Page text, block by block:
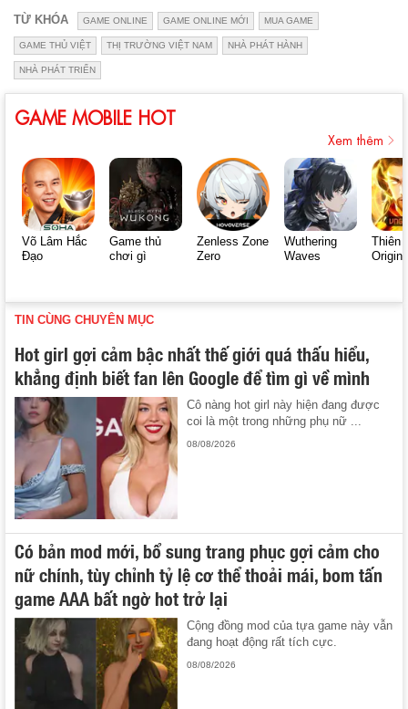
TỪ KHÓA GAME ONLINE GAME ONLINE MỚI MUA GAME
GAME THỦ VIỆT THỊ TRƯỜNG VIỆT NAM NHÀ PHÁT HÀNH
NHÀ PHÁT TRIỂN
GAME MOBILE HOT
Xem thêm
Võ Lâm Hắc
Đạo
Game thủ
chơi gì
Zenless Zone
Zero
Wuthering
Waves
Thiên
Origin
TIN CÙNG CHUYÊN MỤC
Hot girl gợi cảm bậc nhất thế giới quá thấu hiểu,
khẳng định biết fan lên Google để tìm gì về mình
Cô nàng hot girl này hiện đang được
coi là một trong những phụ nữ ...
08/08/2026
Có bản mod mới, bổ sung trang phục gợi cảm cho
nữ chính, tùy chỉnh tỷ lệ cơ thể thoải mái, bom tấn
game AAA bất ngờ hot trở lại
Cộng đồng mod của tựa game này vẫn
đang hoạt động rất tích cực.
08/08/2026